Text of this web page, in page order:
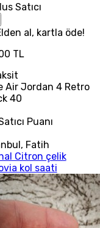
Satıcı
al, kartla öde!
TL
Air Jordan 4 Retro
40
Puanı
, Fatih
Citron çelik
kol saati